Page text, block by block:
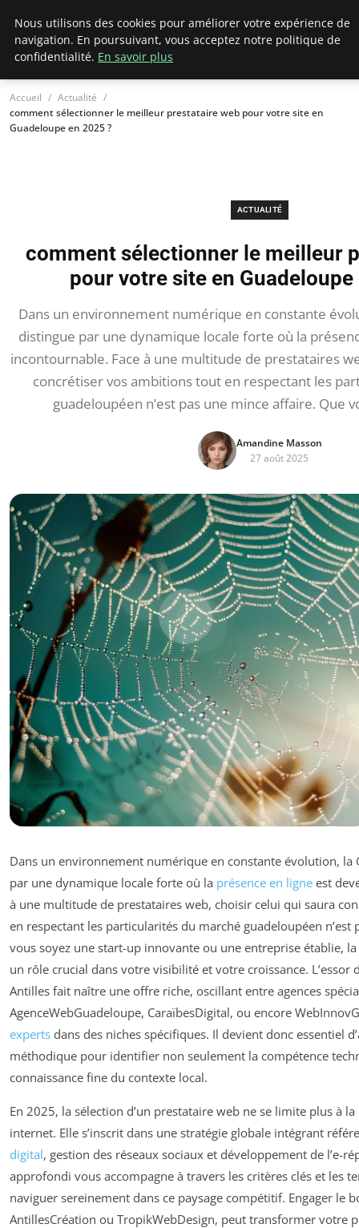
Chasseur De Tête
Accueil
Actualité
comment sélectionner le meilleur prestataire web pour votre site en
Guadeloupe en 2025 ?
ACTUALITÉ
comment sélectionner le meilleur
pour votre site en Guadeloupe
Dans un environnement numérique en constante
distingue par une dynamique locale forte où la
incontournable. Face à une multitude de prestataires
concrétiser vos ambitions tout en respectant les
guadeloupéen n’est pas une mince affaire. Que
Amandine Masson
27 août 2025
Dans un environnement numérique en constante évolution, la
par une dynamique locale forte où la présence en ligne est
à une multitude de prestataires web, choisir celui qui saura
en respectant les particularités du marché guadeloupéen n’est
vous soyez une start-up innovante ou une entreprise établie,
un rôle crucial dans votre visibilité et votre croissance. L’essor
Antilles fait naître une offre riche, oscillant entre agences
AgenceWebGuadeloupe, CaraïbesDigital, ou encore
experts dans des niches spécifiques. Il devient donc essentiel
méthodique pour identifier non seulement la compétence
connaissance fine du contexte local.
En 2025, la sélection d’un prestataire web ne se limite plus à
internet. Elle s’inscrit dans une stratégie globale intégrant
digital, gestion des réseaux sociaux et développement de l’e-
approfondi vous accompagne à travers les critères clés et les
naviguer sereinement dans ce paysage compétitif. Engager le
AntillesCréation ou TropikWebDesign, peut transformer votre
Nous utilisons des cookies pour améliorer votre expérience de
navigation. En poursuivant, vous acceptez notre politique de
confidentialité. En savoir plus